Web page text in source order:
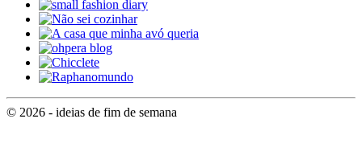
© 2026 - ideias de fim de semana